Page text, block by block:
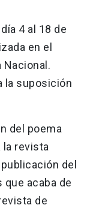
4 al 18 de
en el
la suposición
del poema
la revista
del
acaba de
de